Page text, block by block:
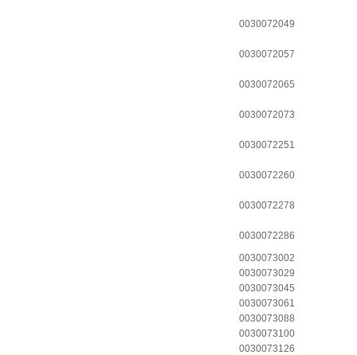
0030072049
0030072057
0030072065
0030072073
0030072251
0030072260
0030072278
0030072286
0030073002
0030073029
0030073045
0030073061
0030073088
0030073100
0030073126